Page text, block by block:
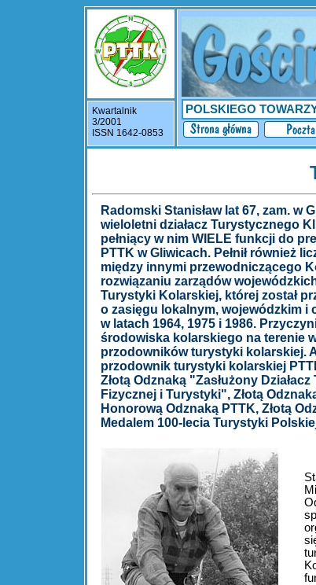
POLSKIEGO
Kwartalnik
3/2001
ISSN 1642-0853
Radomski Stanisław lat 67, zam. w
wieloletni działacz Turystycznego
pełniący w nim WIELE funkcji do
PTTK w Gliwicach. Pełnił również
między innymi przewodniczącego
rozwiązaniu zarządów
Turystyki Kolarskiej, której został
o zasięgu lokalnym, wojewódzkim i
w latach 1964, 1975 i 1986.
środowiska kolarskiego na terenie
przodowników turystyki kolarskiej.
przodownik turystyki kolarskiej
Złotą Odznaką "Zasłużony
Fizycznej i Turystyki", Złotą
Honorową Odznaką PTTK, Złotą
Medalem 100-lecia Turystyki